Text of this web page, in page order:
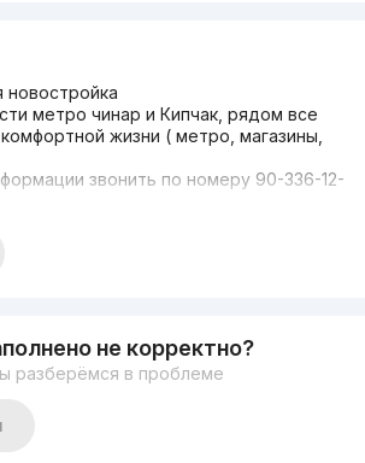
метро чинар и Кипчак, рядом все
жизни ( метро, магазины,
звонить по номеру 90-336-12-
не корректно?
разберёмся в проблеме